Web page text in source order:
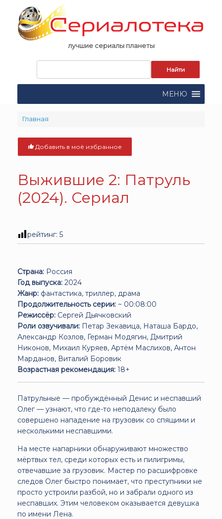
content
лучшие сериалы планеты
поиска:
МЕНЮ
Главная
Добавить в моё избранное
Выжившие 2: Патруль
(2024). Сериал
рейтинг: 5
Страна: Россия
Год выпуска: 2024
Жанр: фантастика, триллер, драма
Продолжительность серии: ~ 00:08:00
Режиссёр: Сергей Дьячковский
Роли озвучивали: Петар Зекавица, Наташа Бардо,
Александр Козлов, Герман Модягин, Дмитрий
Никонов, Михаил Куряев, Артём Маслихов, Антон
Марданов, Виталий Боровик
Возрастная рекомендация: 18+
Патрульные — пробуждённый Денис и неспавший
Олег — узнают, что где-то неподалеку было
совершено нападение на грузовик со спящими и
несколькими неспавшими.
На месте напарники обнаруживают множество
мёртвых тел, среди которых есть и пилигримы,
отвечавшие за грузовик. Мастер по расшифровке
следов Олег быстро понимает, что преступники не
просто устроили разбой, но и забрали одного из
неспавших. Этим человеком оказывается девушка
по имени Лена.